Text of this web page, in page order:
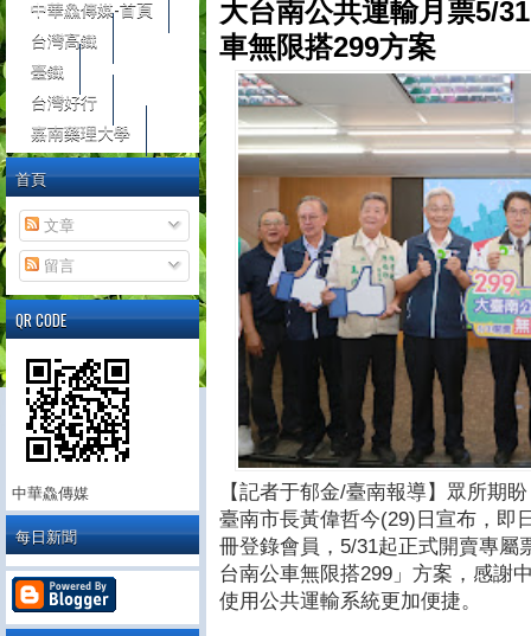
大台南公共運輸月票5/
車無限搭299方案
【記者于郁金/臺南報導】眾所期
臺南市長黃偉哲今(29)日宣布，即
冊登錄會員，5/31起正式開賣專屬
台南公車無限搭299」方案，感謝
使用公共運輸系統更加便捷。
中華鱻傳媒-首頁
台灣高鐵
臺鐵
台灣好行
嘉南藥理大學
首頁
文章
留言
QR CODE
中華鱻傳媒
每日新聞